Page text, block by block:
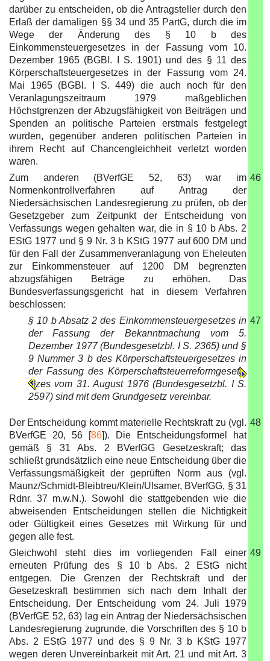
darüber zu entscheiden, ob die Antragsteller durch den
Erlaß der damaligen §§ 34 und 35 PartG, durch die im
Wege der Änderung des § 10 b des
Einkommensteuergesetzes in der Fassung vom 10.
Dezember 1965 (BGBl. I S. 1901) und des § 11 des
Körperschaftsteuergesetzes in der Fassung vom 24.
Mai 1965 (BGBl. I S. 449) die auch noch für den
Veranlagungszeitraum 1979 maßgeblichen
Höchstgrenzen der Abzugsfähigkeit von Beiträgen und
Spenden an politische Parteien erstmals festgelegt
wurden, gegenüber anderen politischen Parteien in
ihrem Recht auf Chancengleichheit verletzt worden
waren.
Zum anderen (BVerfGE 52, 63) war im
Normenkontrollverfahren auf Antrag der
Niedersächsischen Landesregierung zu prüfen, ob der
Gesetzgeber zum Zeitpunkt der Entscheidung von
Verfassungs wegen gehalten war, die in § 10 b Abs. 2
EStG 1977 und § 9 Nr. 3 b KStG 1977 auf 600 DM und
für den Fall der Zusammenveranlagung von Eheleuten
zur Einkommensteuer auf 1200 DM begrenzten
abzugsfähigen Beträge zu erhöhen. Das
Bundesverfassungsgericht hat in diesem Verfahren
beschlossen:
46
§ 10 b Absatz 2 des Einkommensteuergesetzes in
der Fassung der Bekanntmachung vom 5.
Dezember 1977 (Bundesgesetzbl. I S. 2365) und §
9 Nummer 3 b des Körperschaftsteuergesetzes in
der Fassung des Körperschaftsteuerreformgeset
zes vom 31. August 1976 (Bundesgesetzbl. I S.
2597) sind mit dem Grundgesetz vereinbar.
47
Der Entscheidung kommt materielle Rechtskraft zu (vgl.
BVerfGE 20, 56 [86]). Die Entscheidungsformel hat
gemäß § 31 Abs. 2 BVerfGG Gesetzeskraft; das
schließt grundsätzlich eine neue Entscheidung über die
Verfassungsmäßigkeit der geprüften Norm aus (vgl.
Maunz/Schmidt-Bleibtreu/Klein/Ulsamer, BVerfGG, § 31
Rdnr. 37 m.w.N.). Sowohl die stattgebenden wie die
abweisenden Entscheidungen stellen die Nichtigkeit
oder Gültigkeit eines Gesetzes mit Wirkung für und
gegen alle fest.
48
Gleichwohl steht dies im vorliegenden Fall einer
erneuten Prüfung des § 10 b Abs. 2 EStG nicht
entgegen. Die Grenzen der Rechtskraft und der
Gesetzeskraft bestimmen sich nach dem Inhalt der
Entscheidung. Der Entscheidung vom 24. Juli 1979
(BVerfGE 52, 63) lag ein Antrag der Niedersächsischen
Landesregierung zugrunde, die Vorschriften des § 10 b
Abs. 2 EStG 1977 und des § 9 Nr. 3 b KStG 1977
wegen deren Unvereinbarkeit mit Art. 21 und mit Art. 3
49